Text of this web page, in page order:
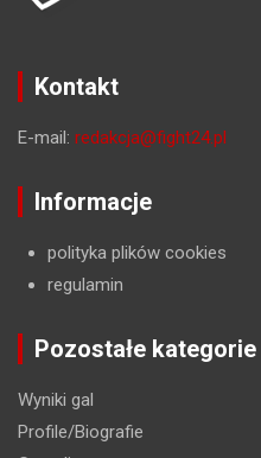
Kontakt
E-mail: redakcja@fight24.pl
Informacje
polityka plików cookies
regulamin
Pozostałe kategorie
Wyniki gal
Profile/Biografie